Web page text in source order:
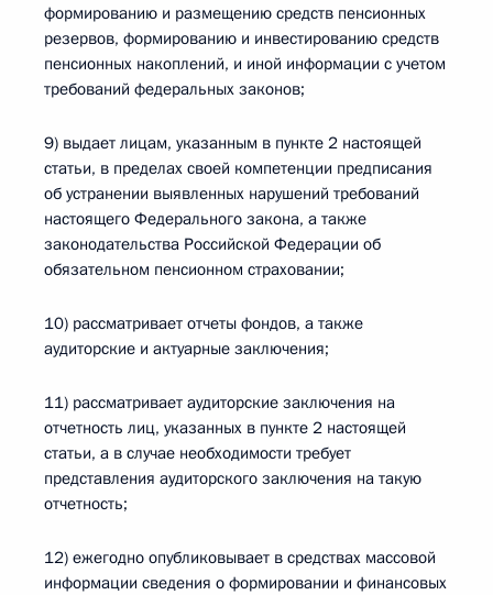
формированию и размещению средств пенсионных
резервов, формированию и инвестированию средств
пенсионных накоплений, и иной информации с учетом
требований федеральных законов;
9) выдает лицам, указанным в пункте 2 настоящей
статьи, в пределах своей компетенции предписания
об устранении выявленных нарушений требований
настоящего Федерального закона, а также
законодательства Российской Федерации об
обязательном пенсионном страховании;
10) рассматривает отчеты фондов, а также
аудиторские и актуарные заключения;
11) рассматривает аудиторские заключения на
отчетность лиц, указанных в пункте 2 настоящей
статьи, а в случае необходимости требует
представления аудиторского заключения на такую
отчетность;
12) ежегодно опубликовывает в средствах массовой
информации сведения о формировании и финансовых